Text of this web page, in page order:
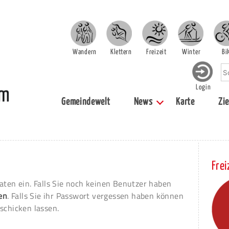
Wandern Klettern Freizeit Winter
Login
Gemeindewelt News Karte
ein. Falls Sie noch keinen Benutzer haben
. Falls Sie ihr Passwort vergessen haben können
lassen.